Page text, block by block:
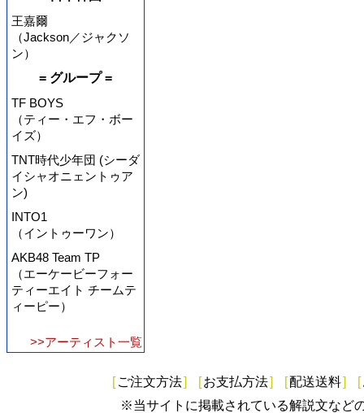
王嘉爾
（Jackson／ジャクソ
ン）
= グループ =
TF BOYS
（ティー・エフ・ボー
イズ）
TNT時代少年団 (シーダ
イシャオニェントゥア
ン)
INTO1
（イントゥーワン）
AKB48 Team TP
（エーケービーフォー
ティーエイト チームテ
ィーピー）
>>アーティスト一覧
[ ご注文方法] [お支払方法] [配送送料] [
※当サイトに掲載されている解説文など